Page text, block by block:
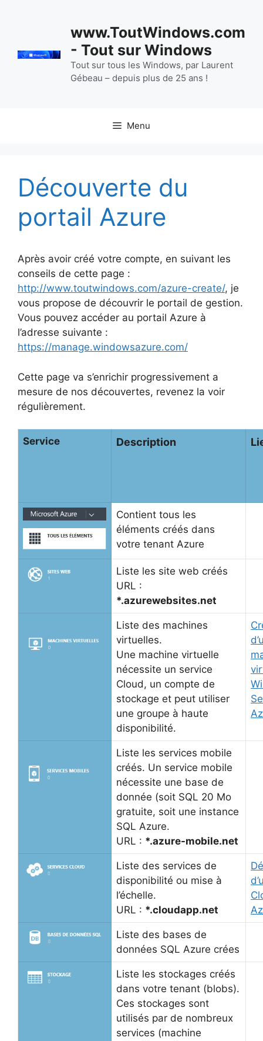
www.ToutWindows.com
- Tout sur Windows
Tout sur tous les Windows, par Laurent
Gébeau – depuis plus de 25 ans !
Menu
Découverte du
portail Azure
Après avoir créé votre compte, en suivant les
conseils de cette page :
http://www.toutwindows.com/azure-create/, je
vous propose de découvrir le portail de gestion.
Vous pouvez accéder au portail Azure à
l’adresse suivante :
https://manage.windowsazure.com/
Cette page va s’enrichir progressivement a
mesure de nos découvertes, revenez la voir
régulièrement.
Service Description
Contient tous les
éléments créés dans
votre tenant Azure
Liste les site web créés
URL :
*.azurewebsites.net
Liste des machines
virtuelles.
Une machine virtuelle
nécessite un service
Cloud, un compte de
stockage et peut utiliser
une groupe à haute
disponibilité.
Liste les services mobile
créés. Un service mobile
nécessite une base de
donnée (soit SQL 20 Mo
gratuite, soit une instance
SQL Azure.
URL : *.azure-mobile.net
Liste des services de
disponibilité ou mise à
l’échelle.
URL : *.cloudapp.net
Liste des bases de
données SQL Azure crées
Liste les stockages créés
dans votre tenant (blobs).
Ces stockages sont
utilisés par de nombreux
services (machine